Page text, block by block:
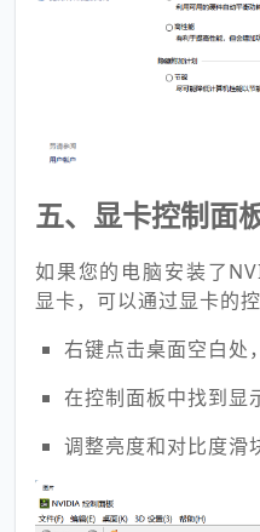
五、显卡控制面
如果您的电脑安装了
显卡，可以通过显卡的
右键点击桌面空白处
在控制面板中找到显